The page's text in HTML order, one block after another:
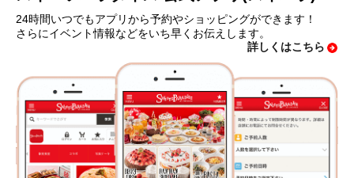
24時間いつでもアプリから予約やショッピングができます！
さらにイベント情報などをいち早くお伝えします。
詳しくはこちら